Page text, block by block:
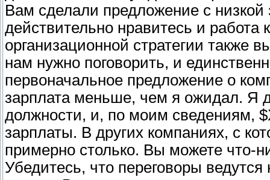
Вам сделали предложение с
действительно нравитесь и
организационной стратегии также
нам нужно поговорить, и
первоначальное предложение о
зарплата меньше, чем я ожидал. Я
должности, и, по моим сведениям,
зарплаты. В других компаниях, с
примерно столько. Вы можете что-
Убедитесь, что переговоры